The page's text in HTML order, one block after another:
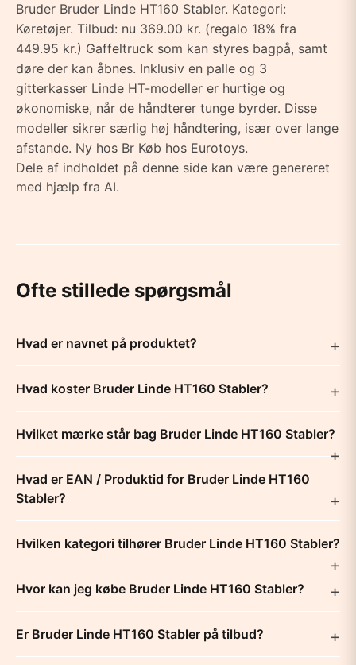
Bruder Bruder Linde HT160 Stabler. Kategori:
Køretøjer. Tilbud: nu 369.00 kr. (regalo 18% fra
449.95 kr.) Gaffeltruck som kan styres bagpå, samt
døre der kan åbnes. Inklusiv en palle og 3
gitterkasser Linde HT-modeller er hurtige og
økonomiske, når de håndterer tunge byrder. Disse
modeller sikrer særlig høj håndtering, især over lange
afstande. Ny hos Br Køb hos Eurotoys.
Dele af indholdet på denne side kan være genereret
med hjælp fra AI.
Ofte stillede spørgsmål
Hvad er navnet på produktet?
Hvad koster Bruder Linde HT160 Stabler?
Hvilket mærke står bag Bruder Linde HT160 Stabler?
Hvad er EAN / Produktid for Bruder Linde HT160
Stabler?
Hvilken kategori tilhører Bruder Linde HT160 Stabler?
Hvor kan jeg købe Bruder Linde HT160 Stabler?
Er Bruder Linde HT160 Stabler på tilbud?